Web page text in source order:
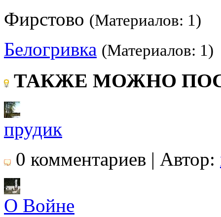
Фирстово (Материалов: 1)
Белогривка (Материалов: 1)
ТАКЖЕ МОЖНО
прудик
0 комментариев | Автор:
О Войне